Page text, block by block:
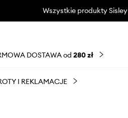
Wszystkie produkty Sisley
DOSTAWA od 280 zł
I REKLAMACJE